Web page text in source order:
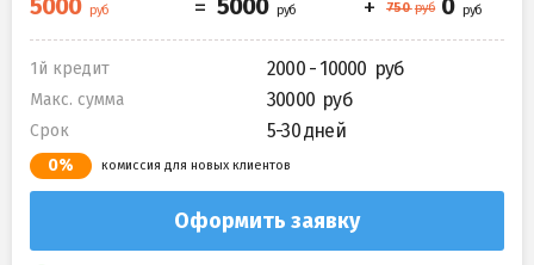
1й кредит 2000 - 10000
Макс. сумма 30000
Срок 5-30 дней
0% комиссия для новых клиентов
Оформить заявку